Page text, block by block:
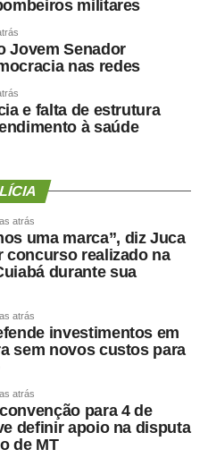
de Sinop e contribuem
população em atividades
e os Jogos Paralímpicos
e muito aguardados
competição oferece
diferentes modalidades
conquistarem resultados e
e fortalecem o esporte
social e desenvolvimento
que as novidades desta
evento e aproximam ainda
esportivas. “A inclusão
de disputas na
mais uma evolução dos
as oportunidades de
públicos do município
mais atrativa para atletas,
esporte tem a capacidade
militares
Jovem Senador
nas redes
e falta de estrutura
à saúde
atrás
uma marca”, diz Juca
concurso realizado na
durante sua
atrás
investimentos em
sem novos custos para
atrás
para 4 de
definir apoio na disputa
de MT